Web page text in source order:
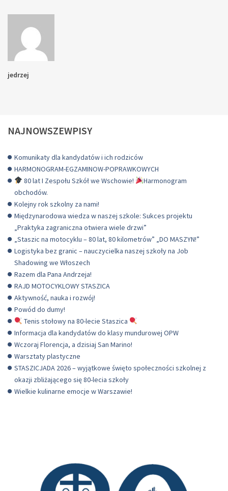
jedrzej
NAJNOWSZEWPISY
Komunikaty dla kandydatów i ich rodziców
HARMONOGRAM-EGZAMINOW-POPRAWKOWYCH
80 lat I Zespołu Szkół we Wschowie!
Harmonogram
obchodów.
Kolejny rok szkolny za nami!
Międzynarodowa wiedza w naszej szkole: Sukces projektu
„Praktyka zagraniczna otwiera wiele drzwi”
„Staszic na motocyklu – 80 lat, 80 kilometrów” „DO MASZYN!”
Logistyka bez granic – nauczycielka naszej szkoły na Job
Shadowing we Włoszech
Razem dla Pana Andrzeja!
RAJD MOTOCYKLOWY STASZICA
Aktywność, nauka i rozwój!
Powód do dumy!
Tenis stołowy na 80-lecie Staszica
Informacja dla kandydatów do klasy mundurowej OPW
Wczoraj Florencja, a dzisiaj San Marino!
Warsztaty plastyczne
STASZICJADA 2026 – wyjątkowe święto społeczności szkolnej z
okazji zbliżającego się 80-lecia szkoły
Wielkie kulinarne emocje w Warszawie!